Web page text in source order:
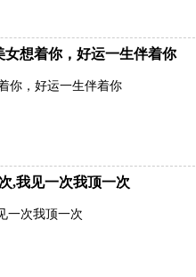
想着你，好运一生伴着你
你，好运一生伴着你
,我见一次我顶一次
一次我顶一次